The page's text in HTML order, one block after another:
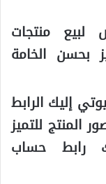
لبيع منتجات
بحسن الخامة
إليك الرابط
المنتج للتميز
رابط حساب